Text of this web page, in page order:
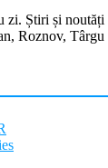
zi. Știri și
Roznov, Târgu